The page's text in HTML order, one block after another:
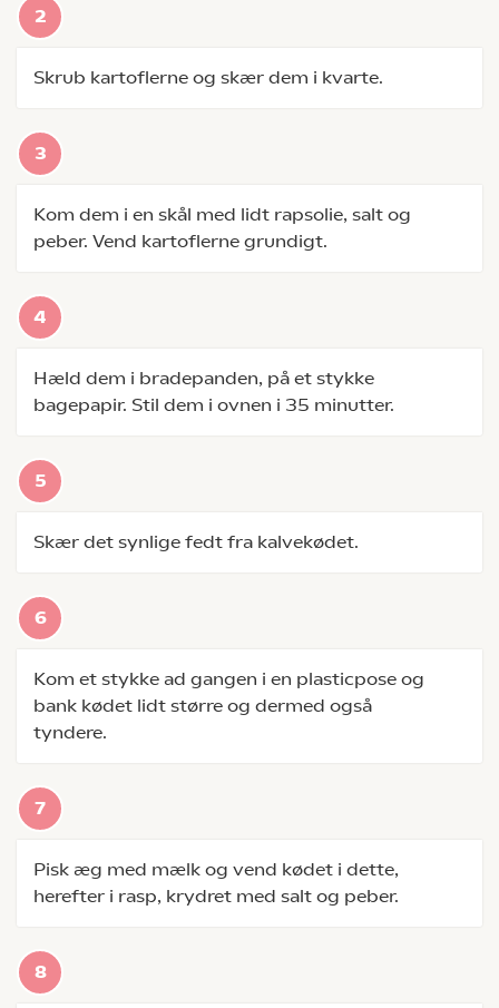
Skrub kartoflerne og skær dem i kvarte.
Kom dem i en skål med lidt rapsolie, salt og
peber. Vend kartoflerne grundigt.
Hæld dem i bradepanden, på et stykke
bagepapir. Stil dem i ovnen i 35 minutter.
Skær det synlige fedt fra kalvekødet.
Kom et stykke ad gangen i en plasticpose og
bank kødet lidt større og dermed også
tyndere.
Pisk æg med mælk og vend kødet i dette,
herefter i rasp, krydret med salt og peber.